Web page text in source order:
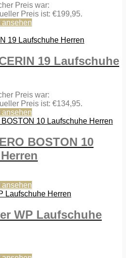
Preis war:
Preis ist: €199,95.
ansehen
19 Laufschuhe
Preis war:
Preis ist: €134,95.
ansehen
BOSTON 10
ansehen
WP Laufschuhe